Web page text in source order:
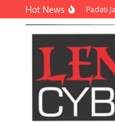
Lewati ke konten
Hot News
Pelajar hingga TNI Padati Jalan